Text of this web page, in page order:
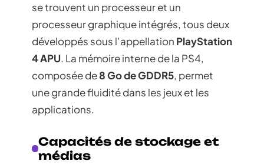
se trouvent un processeur et un
processeur graphique intégrés, tous deux
développés sous l’appellation PlayStation
4 APU. La mémoire interne de la PS4,
composée de8 Go de GDDR5, permet
une grande fluidité dans les jeux et les
applications.
Capacités de stockage et
médias